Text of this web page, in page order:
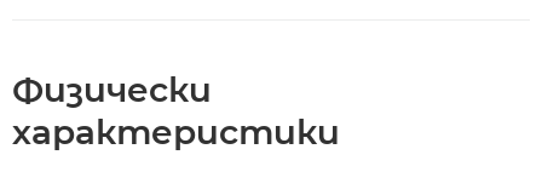
Физически
характеристики